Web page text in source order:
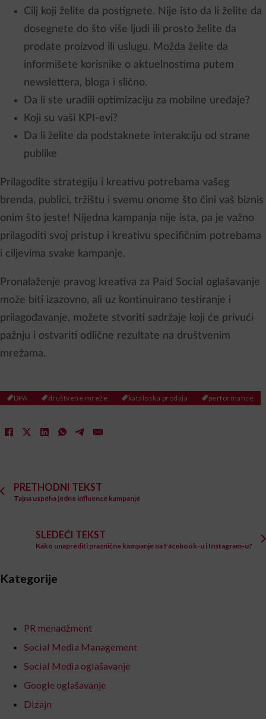
Cilj koji želite da postignete. Nije isto da li želite da
dosegnete do što više ljudi ili prosto želite da
prodate proizvod ili uslugu. Možda želite da
informišete korisnike o aktuelnostima putem
newslettera, bloga i slično.
Da li ste uradili optimizaciju za mobilne uređaje?
Koji su vaši KPI-evi?
Da li želite da podstaknete interakciju od strane
publike
Prilagodite strategiju i kreativu potrebama vašeg
brenda, publici, tržištu i svemu onome što čini vaš biznis
onim što jeste! Nijedna kampanja nije ista, pa je važno
prilagoditi svoj pristup i kreativu specifičnim potrebama
i ciljevima svake kampanje.
Pronalaženje pravog kreativa za Paid Social oglašavanje
može biti izazovno, ali uz kontinuirano testiranje i
prilagođavanje, možete stvoriti sadržaje koji će privući
pažnju i ostvariti odlične rezultate na društvenim
mrežama.
DPA društvene mreže kataloska prodaja performance
PRETHODNI TEKST
Tajna uspeha jedne influence kampanje
SLEDEĆI TEKST
Kako unaprediti praznične kampanje na Facebook-u i Instagram-u?
Kategorije
PR menadžment
Social Media Management
Social Media oglašavanje
Google oglašavanje
Dizajn